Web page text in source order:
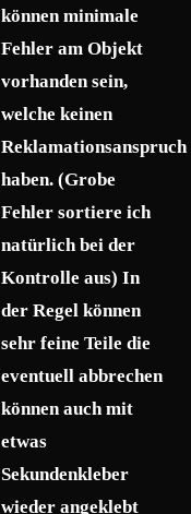
können minimale
Fehler am Objekt
vorhanden sein,
welche keinen
Reklamationsanspruch
haben. (Grobe
Fehler sortiere ich
natürlich bei der
Kontrolle aus) In
der Regel können
sehr feine Teile die
eventuell abbrechen
können auch mit
etwas
Sekundenkleber
wieder angeklebt